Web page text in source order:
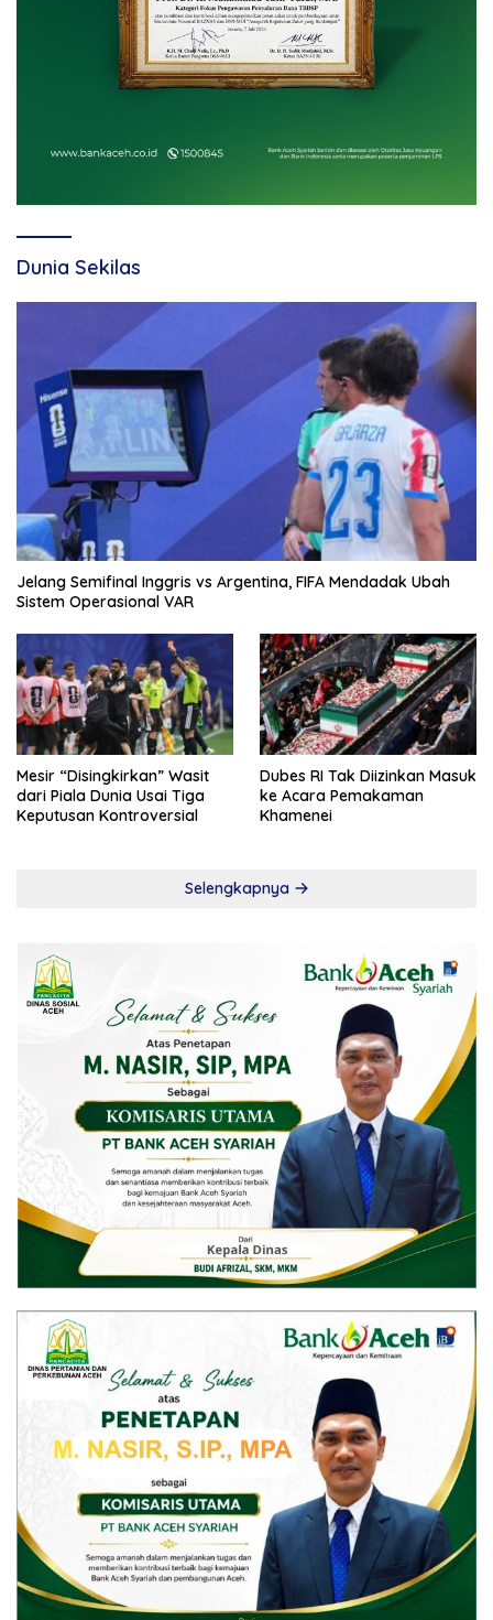
Dunia Sekilas
Jelang Semifinal Inggris vs Argentina, FIFA Mendadak Ubah
Sistem Operasional VAR
Mesir “Disingkirkan” Wasit
dari Piala Dunia Usai Tiga
Keputusan Kontroversial
Dubes RI Tak Diizinkan Masuk
ke Acara Pemakaman
Khamenei
Selengkapnya